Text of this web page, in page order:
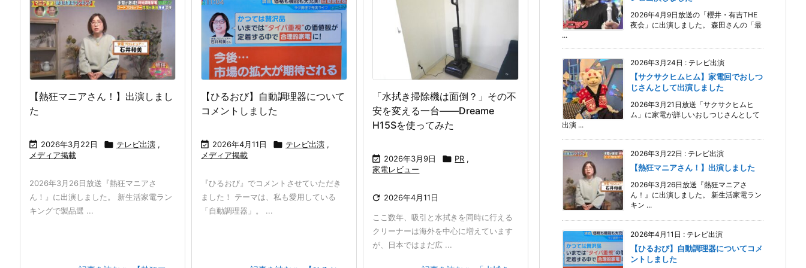
【熱狂マニアさん！】出演しまし
た
 2026年3月22日  テレビ出演 ,
メディア掲載
2026年3月26日放送『熱狂マニアさ
ん！』に出演しました。 新生活家電ラン
キングで製品選 ...
【ひるおび】自動調理器について
コメントしました
 2026年4月11日  テレビ出演 ,
メディア掲載
『ひるおび』でコメントさせていただき
ました！ テーマは、私も愛用している
「自動調理器」。 ...
「水拭き掃除機は面倒？」その不
安を変える一台――Dreame
H15Sを使ってみた
 2026年3月9日  PR ,
家電レビュー
 2026年4月11日
ここ数年、吸引と水拭きを同時に行える
クリーナーは海外を中心に増えています
が、日本ではまだ広 ...
2026年4月9日放送の「櫻井・有吉THE
夜会」に出演しました。 森田さんの「最
...
2026年3月24日 : テレビ出演
【サクサクヒムヒム】家電回でおしつ
じさんとして出演しました
2026年3月21日放送「サクサクヒムヒ
ム」に家電が詳しいおしつじさんとして
出演 ...
2026年3月22日 : テレビ出演
【熱狂マニアさん！】出演しました
2026年3月26日放送『熱狂マニアさ
ん！』に出演しました。 新生活家電ラン
キン ...
2026年4月11日 : テレビ出演
【ひるおび】自動調理器についてコメ
ントしました